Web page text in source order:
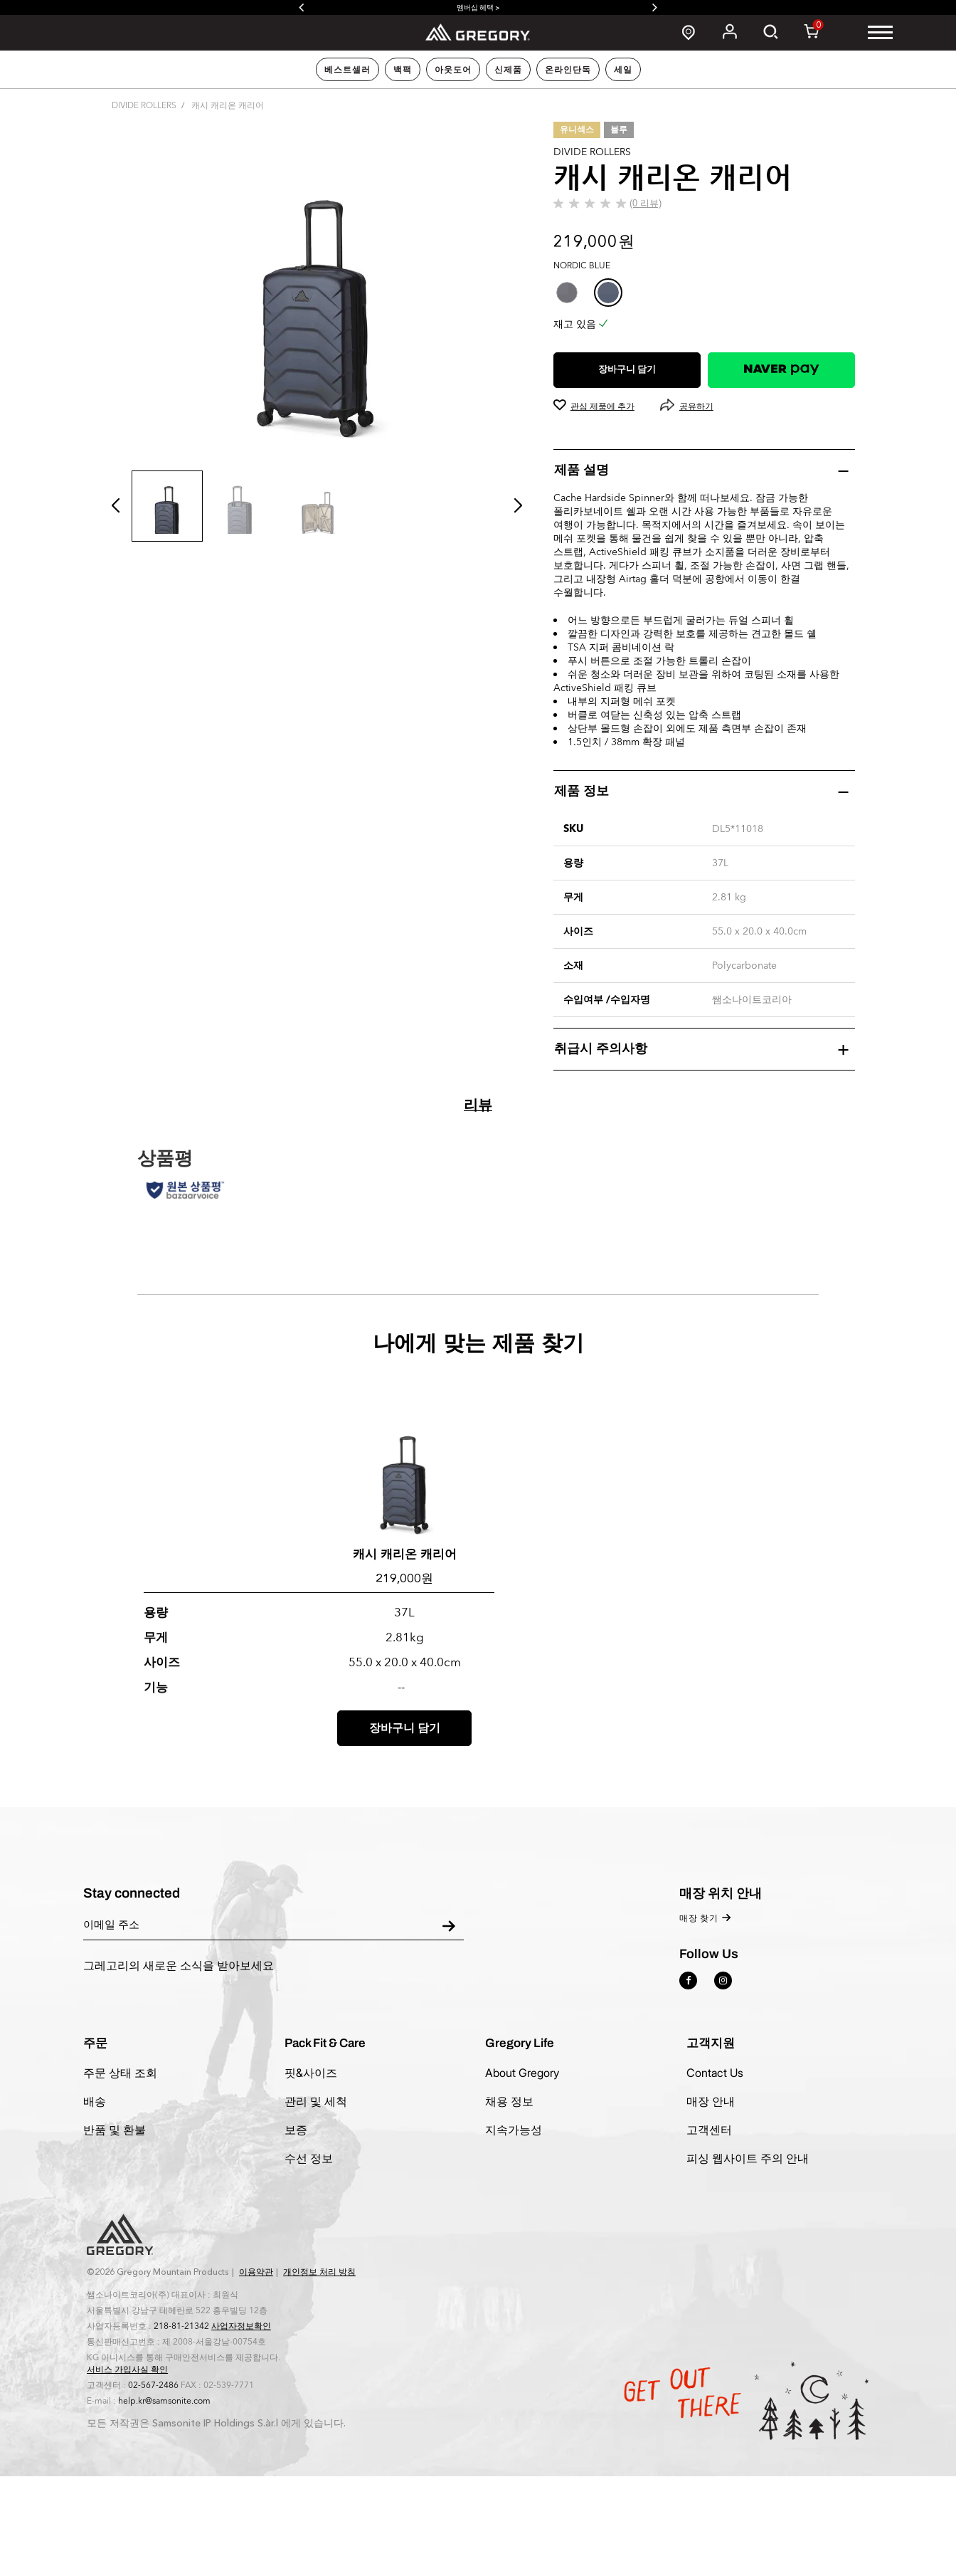
멤버십 혜택 >
0
베스트셀러 백팩 아웃도어 신제품 온라인단독 세일
DIVIDE ROLLERS 캐시 캐리온 캐리어
유니섹스 블루
DIVIDE ROLLERS
캐시 캐리온 캐리어
(0 리뷰)
별
개
중
0.0
입
니
다.
219,000 원
NORDIC BLUE
재고 있음
장바구니 담기
관심 제품에 추가 공유하기
제품 설명
Cache Hardside Spinner와 함께 떠나보세요. 잠금 가능한
폴리카보네이트 쉘과 오랜 시간 사용 가능한 부품들로 자유로운
여행이 가능합니다. 목적지에서의 시간을 즐겨보세요. 속이 보이는
메쉬 포켓을 통해 물건을 쉽게 찾을 수 있을 뿐만 아니라, 압축
스트랩, ActiveShield 패킹 큐브가 소지품을 더러운 장비로부터
보호합니다. 게다가 스피너 휠, 조절 가능한 손잡이, 사면 그랩 핸들,
그리고 내장형 Airtag 홀더 덕분에 공항에서 이동이 한결
수월합니다.
어느 방향으로든 부드럽게 굴러가는 듀얼 스피너 휠
깔끔한 디자인과 강력한 보호를 제공하는 견고한 몰드 쉘
TSA 지퍼 콤비네이션 락
푸시 버튼으로 조절 가능한 트롤리 손잡이
쉬운 청소와 더러운 장비 보관을 위하여 코팅된 소재를 사용한
ActiveShield 패킹 큐브
내부의 지퍼형 메쉬 포켓
버클로 여닫는 신축성 있는 압축 스트랩
상단부 몰드형 손잡이 외에도 제품 측면부 손잡이 존재
1.5인치 / 38mm 확장 패널
제품 정보
SKU DL5*11018
용량 37L
무게 2.81 kg
사이즈 55.0 x 20.0 x 40.0cm
소재 Polycarbonate
수입여부 /수입자명 쌤소나이트코리아
취급시 주의사항
리뷰
나에게 맞는 제품 찾기
캐시 캐리온 캐리어
219,000 원
용량 37L
무게 2.81kg
사이즈 55.0 x 20.0 x 40.0cm
기능 --
장바구니 담기
Stay connected
그레고리의 새로운 소식을 받아보세요
매장 위치 안내
매장 찾기
Follow Us
주문
주문 상태 조회
배송
반품 및 환불
Pack Fit & Care
핏&사이즈
관리 및 세척
보증
수선 정보
Gregory Life
About Gregory
채용 정보
지속가능성
고객지원
Contact Us
매장 안내
고객센터
피싱 웹사이트 주의 안내
©2026 Gregory Mountain Products 이용약관
개인정보 처리 방침
쌤소나이트코리아(주) 대표이사 : 최원식
서울특별시 강남구 테헤란로 522 홍우빌딩 12층
사업자등록번호 : 218-81-21342 사업자정보확인
통신판매신고번호 : 제 2008-서울강남-00754호
KG 이니시스를 통해 구매안전서비스를 제공합니다.
서비스 가입사실 확인
고객센터 : 02-567-2486 FAX : 02-539-7771
E-mail : help.kr@samsonite.com
모든 저작권은 Samsonite IP Holdings S.àr.l 에게 있습니다.